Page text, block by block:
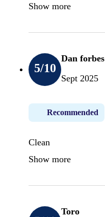
Show more
5/10
Dan forbes
Sept 2025
Recommended
Clean
Show more
Toro